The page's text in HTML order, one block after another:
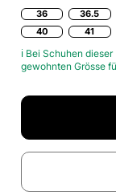
36 36.5
40
41
ℹ Bei Schuhen
gewohnten Grösse